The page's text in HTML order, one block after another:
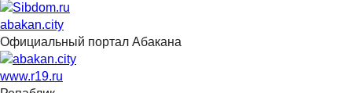
abakan.city
Официальный портал Абакана
www.r19.ru